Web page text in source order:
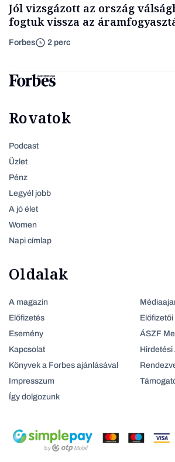
Jól vizsgázott az ország
fogtuk vissza az
Forbes 2 perc
Rovatok
Podcast
Üzlet
Pénz
Legyél jobb
A jó élet
Women
Napi címlap
Oldalak
A magazin
Előfizetés
Esemény
Kapcsolat
Könyvek a Forbes ajánlásával
Impresszum
Így dolgozunk
Előfizetői
ÁSZF
Hirdetési